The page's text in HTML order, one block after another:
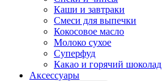
Каши и завтраки
Смеси для выпечки
Кокосовое масло
Молоко сухое
Суперфуд
Какао и горячий шоколад
Аксессуары